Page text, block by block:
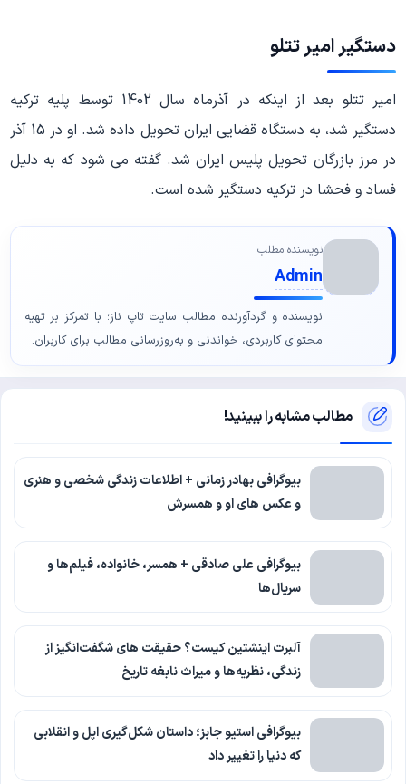
دستگیر امیر تتلو
امیر تتلو بعد از اینکه در آذرماه سال 1402 توسط پلیه ترکیه
دستگیر شد، به دستگاه قضایی ایران تحویل داده شد. او در 15 آذر
در مرز بازرگان تحویل پلیس ایران شد. گفته می شود که به دلیل
فساد و فحشا در ترکیه دستگیر شده است.
نویسنده مطلب
Admin
نویسنده و گردآورنده مطالب سایت تاپ ناز؛ با تمرکز بر تهیه
محتوای کاربردی، خواندنی و به‌روزرسانی مطالب برای کاربران.
مطالب مشابه را ببینید!
بیوگرافی بهادر زمانی + اطلاعات زندگی شخصی و هنری
و عکس های او و همسرش
بیوگرافی علی صادقی + همسر، خانواده، فیلم‌ها و
سریال‌ها
آلبرت اینشتین کیست؟ حقیقت های شگفت‌انگیز از
زندگی، نظریه‌ها و میراث نابغه تاریخ
بیوگرافی استیو جابز؛ داستان شکل‌گیری اپل و انقلابی
که دنیا را تغییر داد